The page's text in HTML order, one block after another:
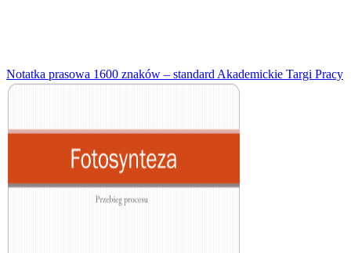
Notatka prasowa 1600 znaków – standard Akademickie Targi Pracy